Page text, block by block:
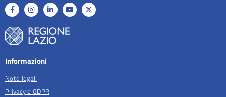
Informazioni
Note legali
Privacy e GDPR